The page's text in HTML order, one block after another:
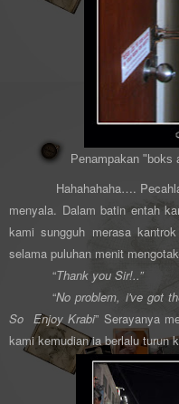
Penampakan "boks
Hahahahaha….
menyala. Dalam batin entah
kami sungguh merasa
selama puluhan menit
“Thank you Sir!..”
“No problem, i've got
So Enjoy Krabi” Serayanya
kami kemudian ia berlalu turun